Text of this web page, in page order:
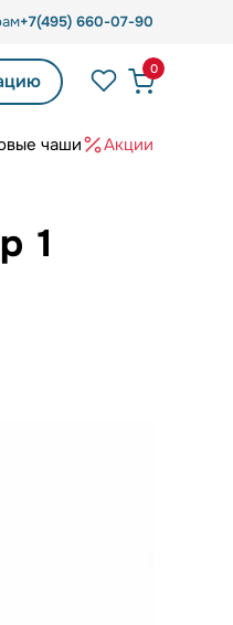
+7(495) 660-07-90
0
чаши Акции
1